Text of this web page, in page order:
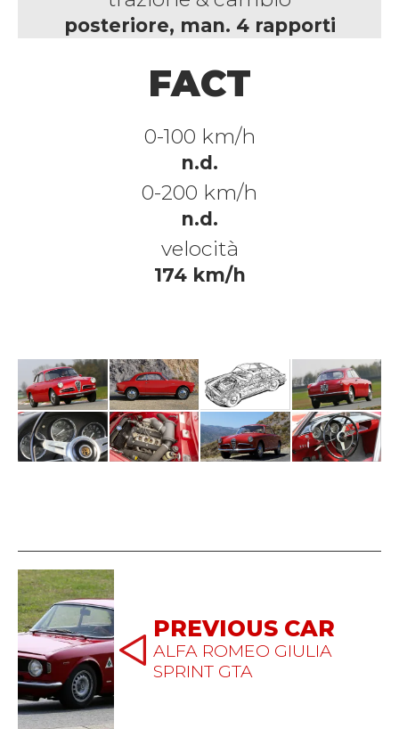
posteriore, man. 4 rapporti
FACT
0-100 km/h
n.d.
0-200 km/h
n.d.
velocità
174 km/h
PREVIOUS CAR
ALFA ROMEO GIULIA
SPRINT GTA